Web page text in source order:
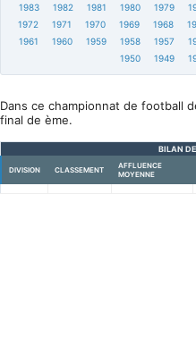
1983
1982 1981 1980 1979
1972
1971 1970 1969 1968
1961
1960 1959 1958 1957
1950
1949
Dans ce championnat de football
final de ème.
BILAN
DIVISION CLASSEMENT
AFFLUENCE
MOYENNE